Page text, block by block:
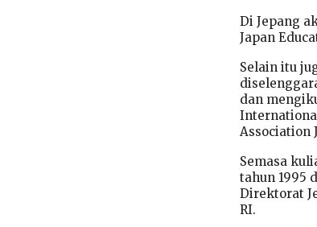
Di Jepang
Japan
Selain itu
dan
Association
Semasa
tahun 1995
Direktorat
RI.